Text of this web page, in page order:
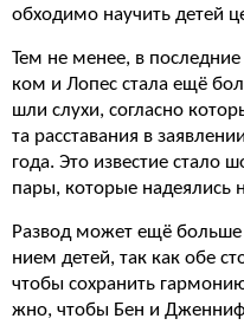
обходимо научить детей
Тем не менее, в
ком и Лопес стала ещё
шли слухи, согласно
та расставания в
года. Это известие стало
пары, которые надеялись
Развод может ещё больше
нием детей, так как обе
чтобы сохранить
жно, чтобы Бен и